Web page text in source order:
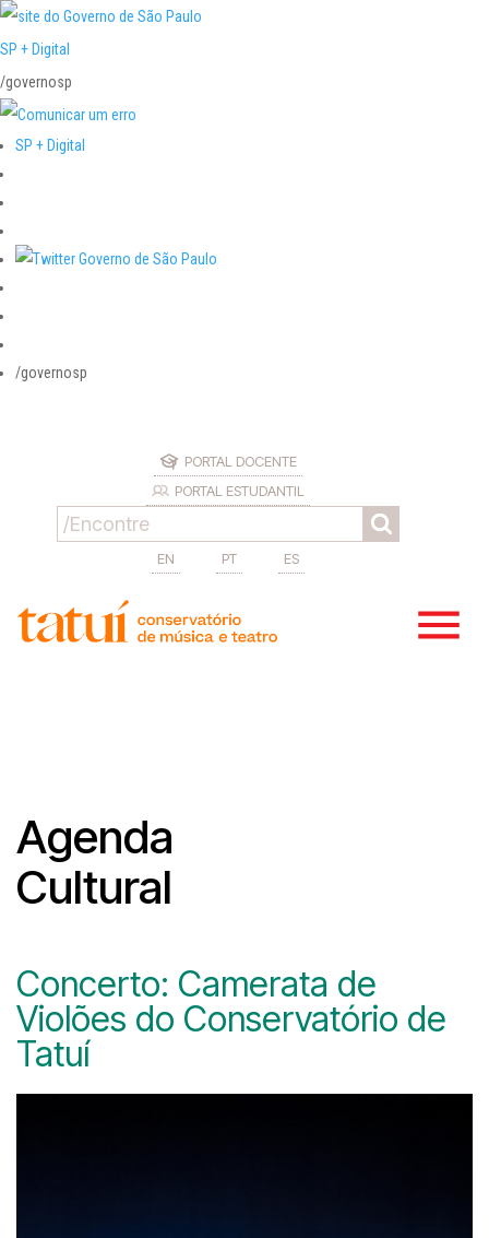
SP + Digital
/governosp
SP + Digital
/governosp
PORTAL DOCENTE
PORTAL ESTUDANTIL
EN PT ES
Agenda
Cultural
Concerto: Camerata de
Violões do Conservatório de
Tatuí